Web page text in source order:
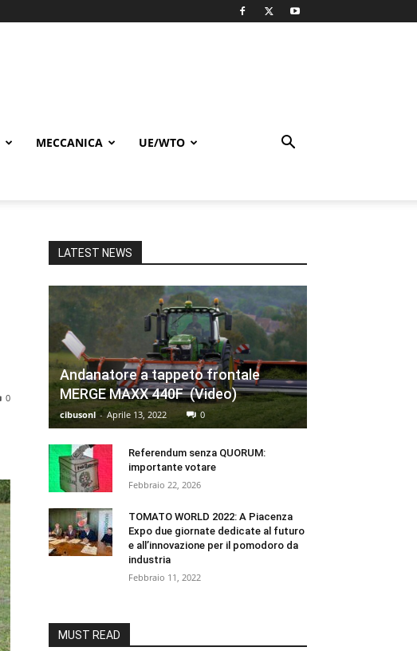
MECCANICA UE/WTO
0
LATEST NEWS
Andanatore a tappeto frontale
MERGE MAXX 440F (Video)
cibusonl - Aprile 13, 2022 0
Referendum senza QUORUM:
importante votare
Febbraio 22, 2026
TOMATO WORLD 2022: A Piacenza
Expo due giornate dedicate al futuro
e all’innovazione per il pomodoro da
industria
Febbraio 11, 2022
MUST READ